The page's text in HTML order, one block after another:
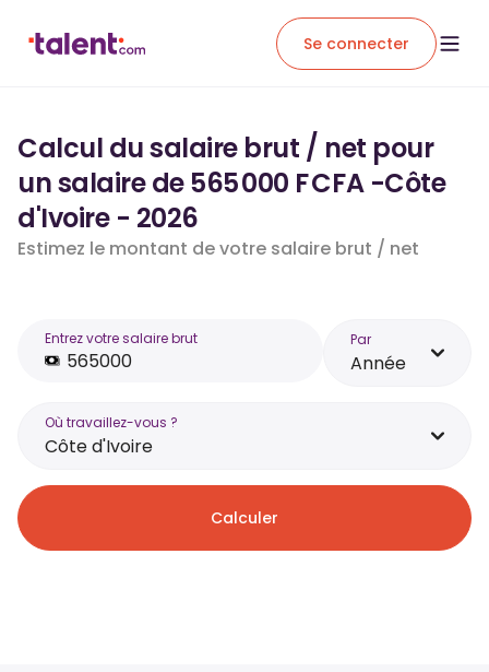
Se connecter
Calcul du salaire brut / net pour
un salaire de 565 000 F CFA -Côte
d'Ivoire - 2026
Estimez le montant de votre salaire brut / net
Entrez votre salaire brut Par
Année
Où travaillez-vous ?
Côte d'Ivoire
Calculer